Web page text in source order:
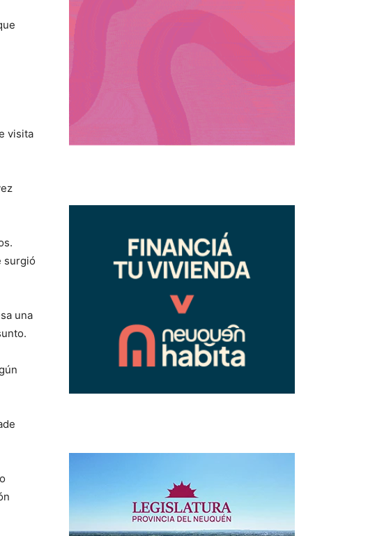
visita
surgió
una